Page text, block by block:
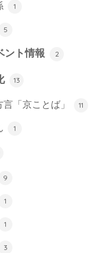
1
5
ント情報 2
13
言「京ことば」 11
1
9
1
1
3